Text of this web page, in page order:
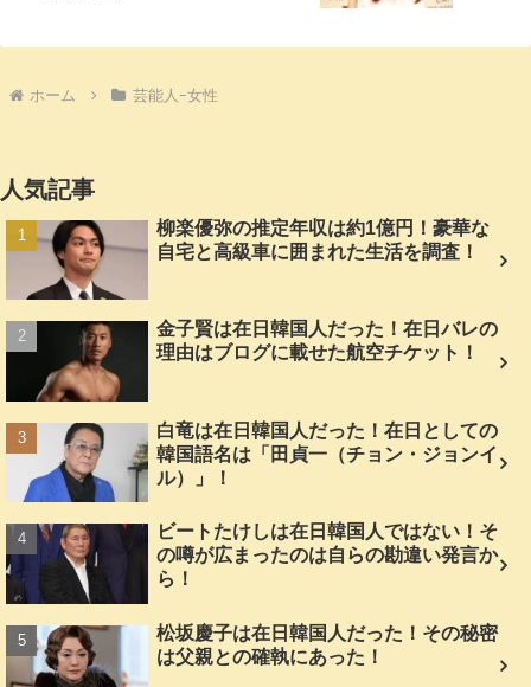
ホーム 芸能人ｰ女性
人気記事
柳楽優弥の推定年収は約1億円！豪華な
自宅と高級車に囲まれた生活を調査！
金子賢は在日韓国人だった！在日バレの
理由はブログに載せた航空チケット！
白竜は在日韓国人だった！在日としての
韓国語名は「田貞一（チョン・ジョンイ
ル）」！
ビートたけしは在日韓国人ではない！そ
の噂が広まったのは自らの勘違い発言か
ら！
松坂慶子は在日韓国人だった！その秘密
は父親との確執にあった！